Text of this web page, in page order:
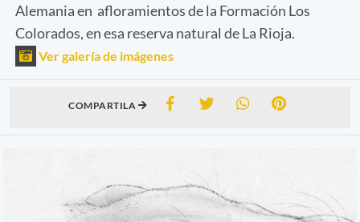
Alemania en afloramientos de la Formación Los
Colorados, en esa reserva natural de La Rioja.
Ver galería de imágenes
COMPARTILA